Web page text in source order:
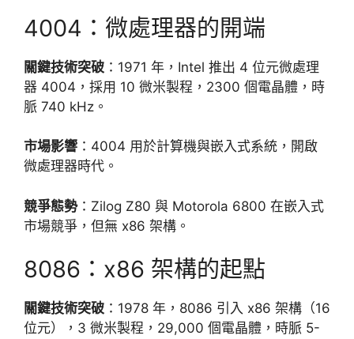
4004：微處理器的開端
關鍵技術突破 ：1971 年，Intel 推出 4 位元微處理
器 4004，採用 10 微米製程，2300 個電晶體，時
脈 740 kHz。
市場影響 ：4004 用於計算機與嵌入式系統，開啟
微處理器時代。
競爭態勢：Zilog Z80 與 Motorola 6800 在嵌入式
市場競爭，但無 x86 架構。
8086：x86 架構的起點
關鍵技術突破 ：1978 年，8086 引入 x86 架構（16
位元），3 微米製程，29,000 個電晶體，時脈 5-